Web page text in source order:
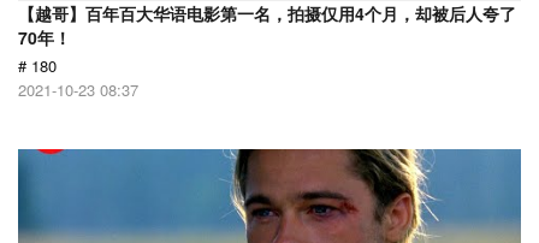
【越哥】百年百大华语电影第一名，拍摄仅用4个月，却被后人夸了
70年！
# 180
2021-10-23 08:37